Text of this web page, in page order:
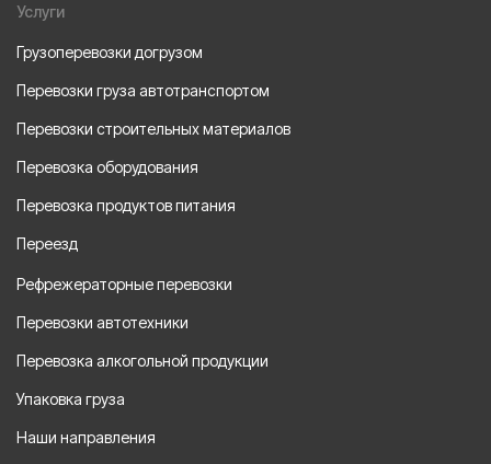
Услуги
Грузоперевозки догрузом
Перевозки груза автотранспортом
Перевозки строительных материалов
Перевозка оборудования
Перевозка продуктов питания
Переезд
Рефрежераторные перевозки
Перевозки автотехники
Перевозка алкогольной продукции
Упаковка груза
Наши направления